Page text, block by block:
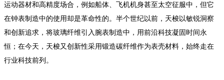
运动器材和高精度场合，例如船体、飞机机身甚至太空征服中，但它
在钟表制造中的使用却是革命性的。半个世纪以前，天梭以敏锐洞察
和创新追求，将玻璃纤维引入腕表制造中，用前沿科技凝固时间永
恒；在今天，天梭又创新性采用锻造碳纤维作为表壳材料，始终走在
行业科技前列。